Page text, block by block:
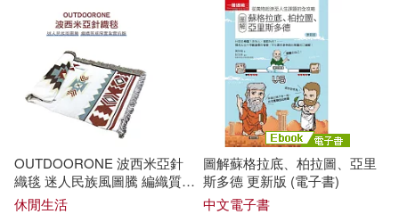
OUTDOORONE 波西米亞針
織毯 迷人民族風圖騰 編織質感
厚實紮實抗皺- B格拉斯
休閒生活
圖解蘇格拉底、柏拉圖、亞里
斯多德 更新版 (電子書)
中文電子書